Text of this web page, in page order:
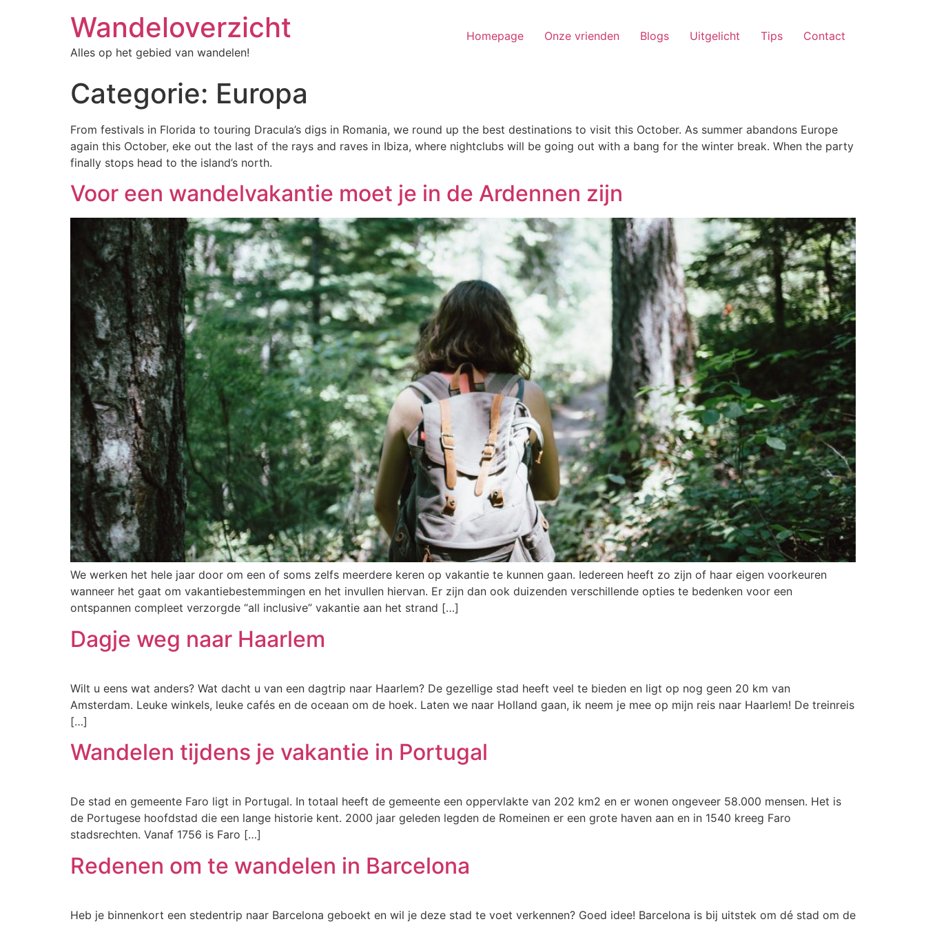
Wandeloverzicht
Alles op het gebied van wandelen!
Homepage Onze vrienden Blogs Uitgelicht Tips Contact
Categorie: Europa
From festivals in Florida to touring Dracula’s digs in Romania, we round up the best destinations to visit this October. As summer abandons Europe
again this October, eke out the last of the rays and raves in Ibiza, where nightclubs will be going out with a bang for the winter break. When the party
finally stops head to the island’s north.
Voor een wandelvakantie moet je in de Ardennen zijn
We werken het hele jaar door om een of soms zelfs meerdere keren op vakantie te kunnen gaan. Iedereen heeft zo zijn of haar eigen voorkeuren
wanneer het gaat om vakantiebestemmingen en het invullen hiervan. Er zijn dan ook duizenden verschillende opties te bedenken voor een
ontspannen compleet verzorgde “all inclusive” vakantie aan het strand […]
Dagje weg naar Haarlem
Wilt u eens wat anders? Wat dacht u van een dagtrip naar Haarlem? De gezellige stad heeft veel te bieden en ligt op nog geen 20 km van
Amsterdam. Leuke winkels, leuke cafés en de oceaan om de hoek. Laten we naar Holland gaan, ik neem je mee op mijn reis naar Haarlem! De treinreis
[…]
Wandelen tijdens je vakantie in Portugal
De stad en gemeente Faro ligt in Portugal. In totaal heeft de gemeente een oppervlakte van 202 km2 en er wonen ongeveer 58.000 mensen. Het is
de Portugese hoofdstad die een lange historie kent. 2000 jaar geleden legden de Romeinen er een grote haven aan en in 1540 kreeg Faro
stadsrechten. Vanaf 1756 is Faro […]
Redenen om te wandelen in Barcelona
Heb je binnenkort een stedentrip naar Barcelona geboekt en wil je deze stad te voet verkennen? Goed idee! Barcelona is bij uitstek om dé stad om de